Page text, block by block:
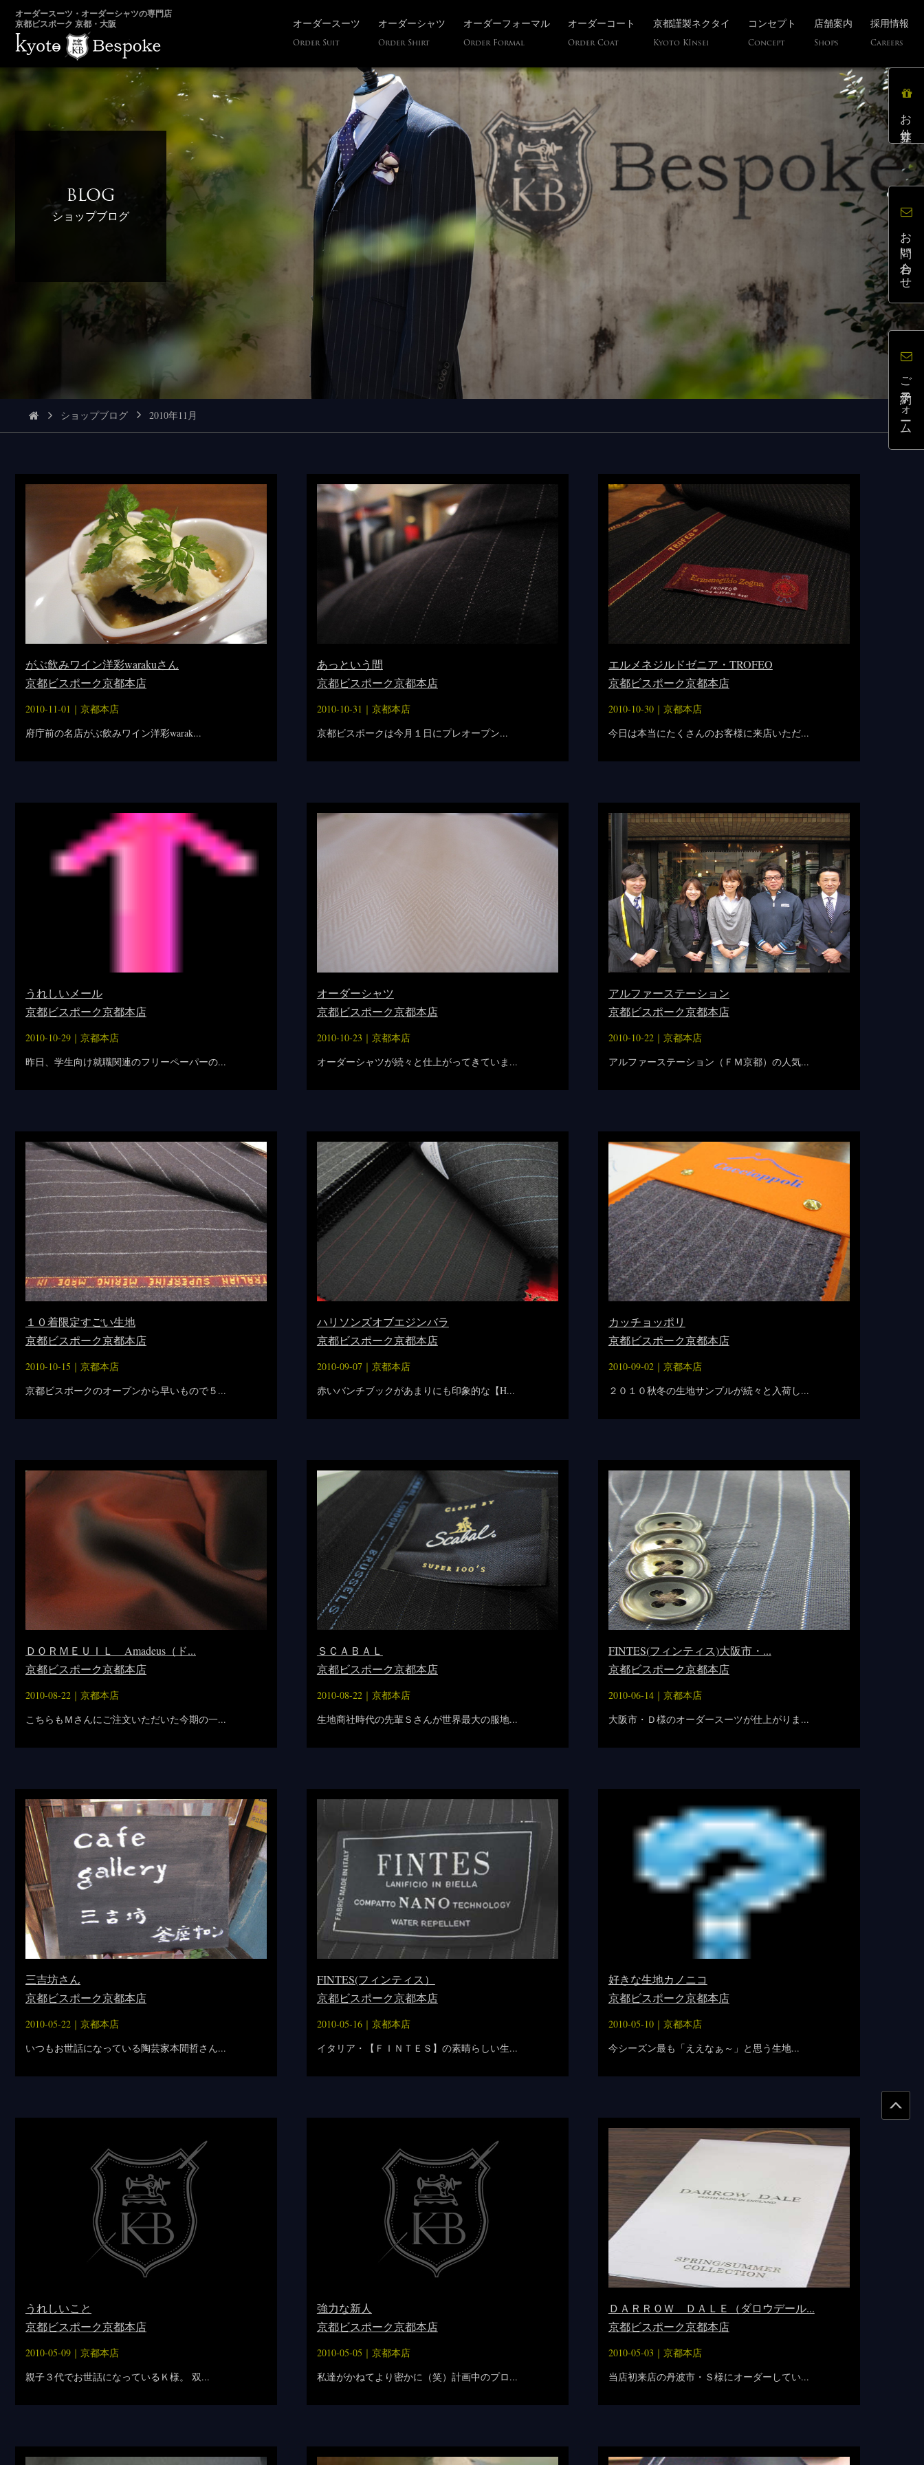
オーダースーツ・オーダーシャツの専門店
京都ビスポーク 京都・大阪
オーダースーツ
Order Suit
オーダーシャツ
Order Shirt
オーダーフォーマル
Order Formal
オーダーコート
Order Coat
京都謹製ネクタイ
Kyoto KInsei
コンセプト
Concept
店舗案内
Shops
採用情報
Careers
BLOG
ショップブログ
ショップブログ 2010年11月
がぶ飲みワイン洋彩warakuさん
京都ビスポーク京都本店
2010-11-01｜ 京都本店
府庁前の名店がぶ飲みワイン洋彩warak...
あっという間
京都ビスポーク京都本店
2010-10-31｜ 京都本店
京都ビスポークは今月１日にプレオープン...
エルメネジルドゼニア・TROFEO
京都ビスポーク京都本店
2010-10-30｜ 京都本店
今日は本当にたくさんのお客様に来店いただ...
うれしいメール
京都ビスポーク京都本店
2010-10-29｜ 京都本店
昨日、学生向け就職関連のフリーペーパーの...
オーダーシャツ
京都ビスポーク京都本店
2010-10-23｜ 京都本店
オーダーシャツが続々と仕上がってきていま...
アルファーステーション
京都ビスポーク京都本店
2010-10-22｜ 京都本店
アルファーステーション（ＦＭ京都）の人気...
１０着限定すごい生地
京都ビスポーク京都本店
2010-10-15｜ 京都本店
京都ビスポークのオープンから早いもので５...
ハリソンズオブエジンバラ
京都ビスポーク京都本店
2010-09-07｜ 京都本店
赤いバンチブックがあまりにも印象的な【H...
カッチョッポリ
京都ビスポーク京都本店
2010-09-02｜ 京都本店
２０１０秋冬の生地サンプルが続々と入荷し...
ＤＯＲＭＥＵＩＬ Amadeus（ド...
京都ビスポーク京都本店
2010-08-22｜ 京都本店
こちらもＭさんにご注文いただいた今期の一...
ＳＣＡＢＡＬ
京都ビスポーク京都本店
2010-08-22｜ 京都本店
生地商社時代の先輩Ｓさんが世界最大の服地...
FINTES(フィンティス)大阪市・...
京都ビスポーク京都本店
2010-06-14｜ 京都本店
大阪市・Ｄ様のオーダースーツが仕上がりま...
三吉坊さん
京都ビスポーク京都本店
2010-05-22｜ 京都本店
いつもお世話になっている陶芸家本間哲さん...
FINTES(フィンティス）
京都ビスポーク京都本店
2010-05-16｜ 京都本店
イタリア・【ＦＩＮＴＥＳ】の素晴らしい生...
好きな生地カノニコ
京都ビスポーク京都本店
2010-05-10｜ 京都本店
今シーズン最も「ええなぁ～」と思う生地...
うれしいこと
京都ビスポーク京都本店
2010-05-09｜ 京都本店
親子３代でお世話になっているＫ様。 双...
強力な新人
京都ビスポーク京都本店
2010-05-05｜ 京都本店
私達がかねてより密かに（笑）計画中のプロ...
ＤＡＲＲＯＷ ＤＡＬＥ（ダロウデール...
京都ビスポーク京都本店
2010-05-03｜ 京都本店
当店初来店の丹波市・Ｓ様にオーダーしてい...
お仕立券
お問い合わせ
ご予約フォーム